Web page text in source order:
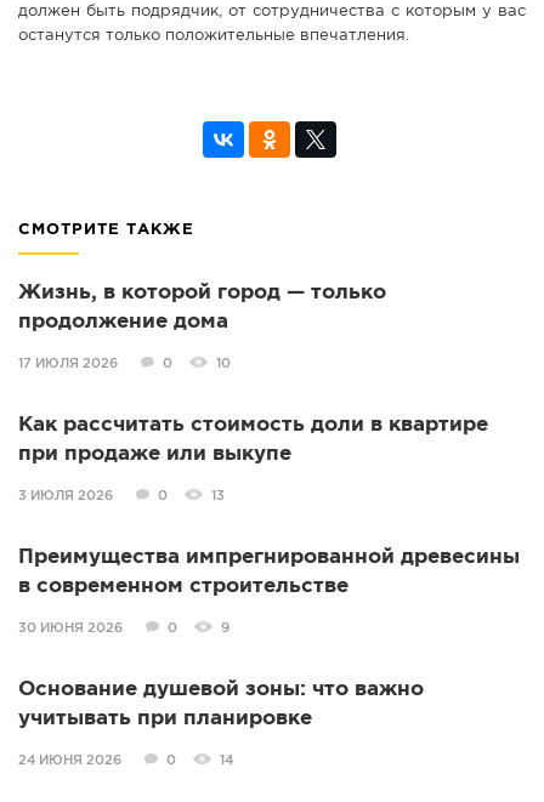
должен быть подрядчик, от сотрудничества с которым у вас
останутся только положительные впечатления.
СМОТРИТЕ ТАКЖЕ
Жизнь, в которой город — только
продолжение дома
17 ИЮЛЯ 2026 0 10
Как рассчитать стоимость доли в квартире
при продаже или выкупе
3 ИЮЛЯ 2026 0 13
Преимущества импрегнированной древесины
в современном строительстве
30 ИЮНЯ 2026 0 9
Основание душевой зоны: что важно
учитывать при планировке
24 ИЮНЯ 2026 0 14